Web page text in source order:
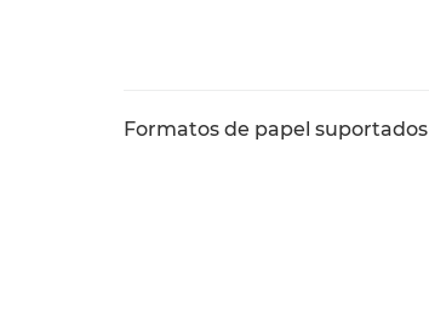
Formatos de papel suportados